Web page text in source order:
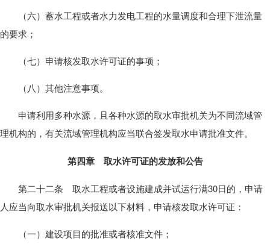
（六）蓄水工程或者水力发电工程的水量调度和合理下泄流量
的要求；
（七）申请核发取水许可证的事项；
（八）其他注意事项。
申请利用多种水源，且各种水源的取水审批机关为不同流域管
理机构的，有关流域管理机构应当联合签发取水申请批准文件。
第四章 取水许可证的发放和公告
第二十二条 取水工程或者设施建成并试运行满30日的，申请
人应当向取水审批机关报送以下材料，申请核发取水许可证：
（一）建设项目的批准或者核准文件；